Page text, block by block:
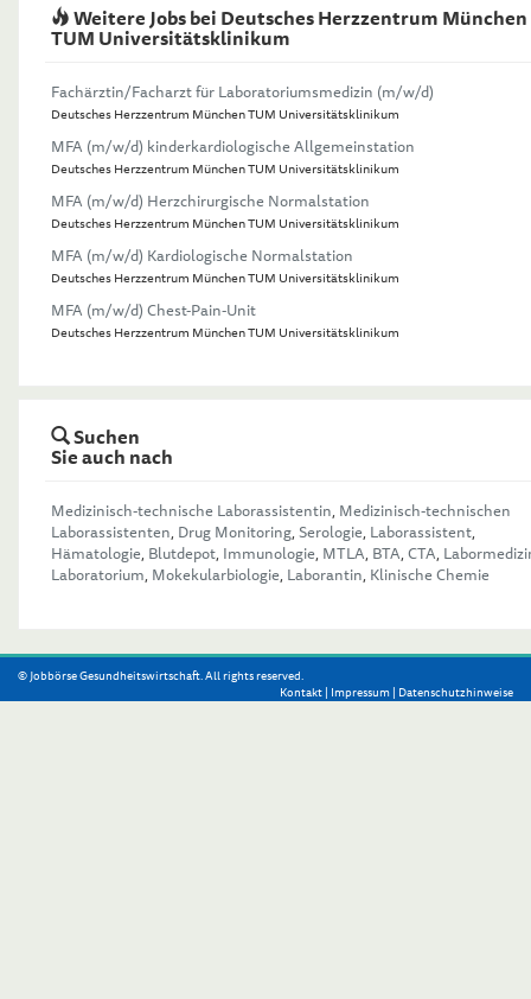
Weitere Jobs bei Deutsches Herzzentrum München
TUM Universitätsklinikum
Fachärztin/Facharzt für Laboratoriumsmedizin (m/w/d)
Deutsches Herzzentrum München TUM Universitätsklinikum
MFA (m/w/d) kinderkardiologische Allgemeinstation
Deutsches Herzzentrum München TUM Universitätsklinikum
MFA (m/w/d) Herzchirurgische Normalstation
Deutsches Herzzentrum München TUM Universitätsklinikum
MFA (m/w/d) Kardiologische Normalstation
Deutsches Herzzentrum München TUM Universitätsklinikum
MFA (m/w/d) Chest-Pain-Unit
Deutsches Herzzentrum München TUM Universitätsklinikum
Suchen
Sie auch nach
Medizinisch-technische Laborassistentin, Medizinisch-technischen
Laborassistenten, Drug Monitoring,Serologie, Laborassistent,
Hämatologie, Blutdepot, Immunologie, MTLA, BTA,CTA,
Laboratorium, Mokekularbiologie, Laborantin, Klinische Chemie
© Jobbörse Gesundheitswirtschaft. All rights reserved.
Kontakt| Impressum| Datenschutzhinweise